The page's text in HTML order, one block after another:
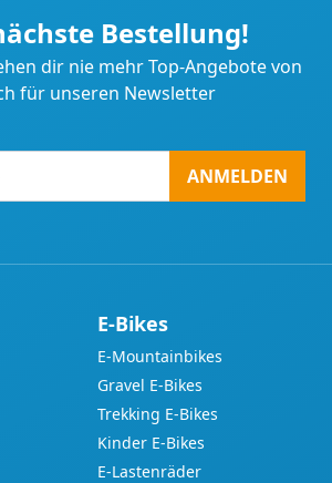
Bestellung!
dir nie mehr Top-Angebote von
für unseren Newsletter
ANMELDEN
E-Bikes
E-Mountainbikes
Gravel E-Bikes
Trekking E-Bikes
Kinder E-Bikes
E-Lastenräder